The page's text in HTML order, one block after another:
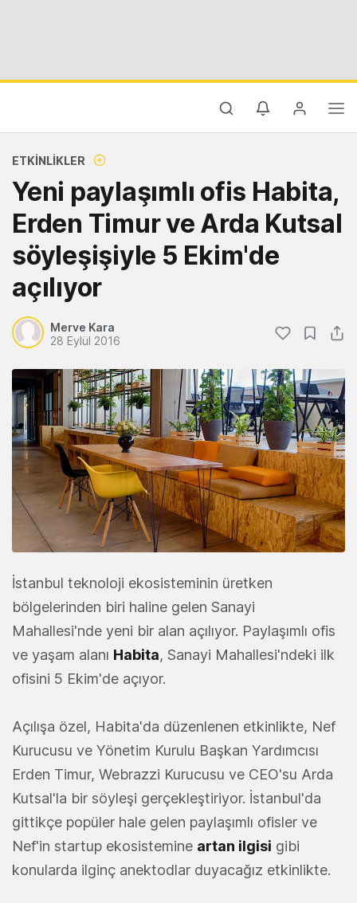
ETKINLIKLER
Yeni paylaşımlı ofis Habita,
Erden Timur ve Arda Kutsal
söyleşişiyle 5 Ekim'de
açılıyor
Merve Kara
28 Eylül 2016
İstanbul teknoloji ekosisteminin üretken
bölgelerinden biri haline gelen Sanayi
Mahallesi'nde yeni bir alan açılıyor. Paylaşımlı ofis
ve yaşam alanı Habita, Sanayi Mahallesi'ndeki ilk
ofisini 5 Ekim'de açıyor.
Açılışa özel, Habita'da düzenlenen etkinlikte, Nef
Kurucusu ve Yönetim Kurulu Başkan Yardımcısı
Erden Timur, Webrazzi Kurucusu ve CEO'su Arda
Kutsal'la bir söyleşi gerçekleştiriyor. İstanbul'da
gittikçe popüler hale gelen paylaşımlı ofisler ve
Nef'in startup ekosistemine artan ilgisi gibi
konularda ilginç anektodlar duyacağız etkinlikte.